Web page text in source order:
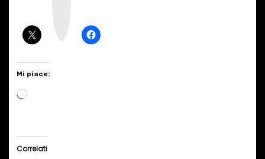
Mi piace:
C
Correlati